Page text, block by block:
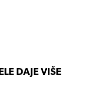
DAJE VIŠE